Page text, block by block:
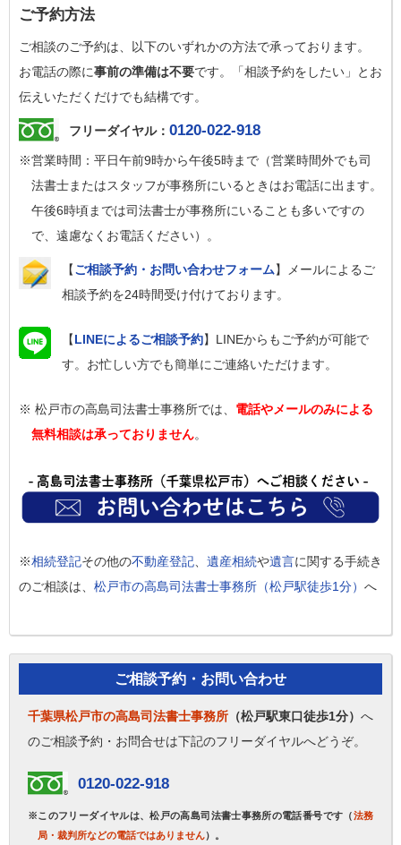
ご予約方法
ご相談のご予約は、以下のいずれかの方法で承っております。
お電話の際に事前の準備は不要です。「相談予約をしたい」とお
伝えいただくだけでも結構です。
フリーダイヤル： 0120-022-918
※営業時間：平日午前9時から午後5時まで（営業時間外でも司
法書士またはスタッフが事務所にいるときはお電話に出ます。
午後6時頃までは司法書士が事務所にいることも多いですの
で、遠慮なくお電話ください）。
【ご相談予約・お問い合わせフォーム】メールによるご
相談予約を24時間受け付けております。
【LINEによるご相談予約】LINEからもご予約が可能で
す。お忙しい方でも簡単にご連絡いただけます。
※ 松戸市の高島司法書士事務所では、 電話やメールのみによる
無料相談は承っておりません。
※相続登記その他の不動産登記 遺産相続や遺言に関する手続き
のご相談は、 松戸市の高島司法書士事務所（松戸駅徒歩1分） へ
ご相談予約・お問い合わせ
千葉県松戸市の高島司法書士事務所 （松戸駅東口徒歩1分） へ
のご相談予約・お問合せは下記のフリーダイヤルへどうぞ。
0120-022-918
※このフリーダイヤルは、松戸の高島司法書士事務所の電話番号です（法務
局・裁判所などの電話ではありません）。